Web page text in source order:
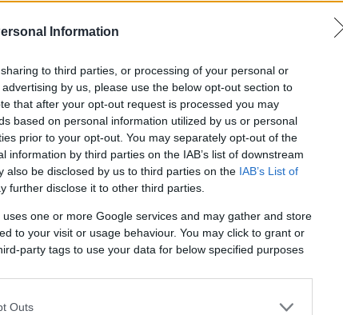
Information
to third parties, or processing of your personal or
by us, please use the below opt-out section to
that after your opt-out request is processed you may
based on personal information utilized by us or personal
prior to your opt-out. You may separately opt-out of the
information by third parties on the IAB’s list of downstream
also be disclosed by us to third parties on the IAB’s List of
further disclose it to other third parties.
one or more Google services and may gather and store
to your visit or usage behaviour. You may click to grant or
party tags to use your data for below specified purposes
Outs